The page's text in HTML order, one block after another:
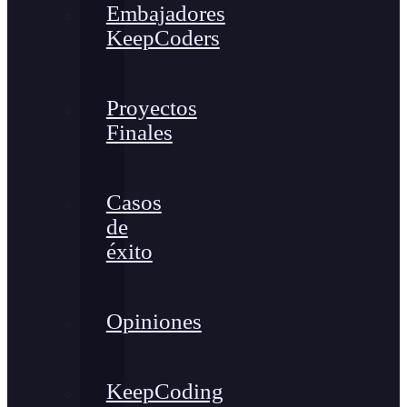
Embajadores
KeepCoders
Proyectos
Finales
Casos
de
éxito
Opiniones
KeepCoding